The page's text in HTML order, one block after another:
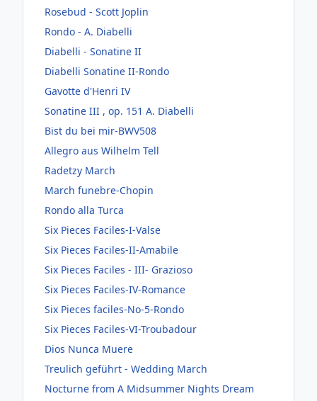
Rosebud - Scott Joplin
Rondo - A. Diabelli
Diabelli - Sonatine II
Diabelli Sonatine II-Rondo
Gavotte d'Henri IV
Sonatine III , op. 151 A. Diabelli
Bist du bei mir-BWV508
Allegro aus Wilhelm Tell
Radetzy March
March funebre-Chopin
Rondo alla Turca
Six Pieces Faciles-I-Valse
Six Pieces Faciles-II-Amabile
Six Pieces Faciles - III- Grazioso
Six Pieces Faciles-IV-Romance
Six Pieces faciles-No-5-Rondo
Six Pieces Faciles-VI-Troubadour
Dios Nunca Muere
Treulich geführt - Wedding March
Nocturne from A Midsummer Nights Dream